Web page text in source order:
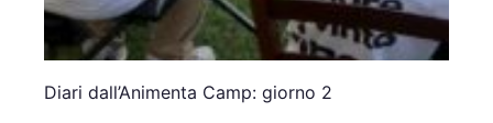
Diari dall’Animenta Camp: giorno 2